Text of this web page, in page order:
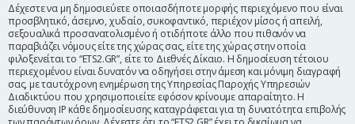
Δέχεστε να μη δημοσιεύετε οποιασδήποτε μορφής περιεχόμενο που είναι
προσβλητικό, άσεμνο, χυδαίο, συκοφαντικό, περιέχον μίσος ή απειλή,
σεξουαλικά προσανατολισμένο ή οτιδήποτε άλλο που πιθανόν να
παραβιάζει νόμους είτε της χώρας σας, είτε της χώρας στην οποία
φιλοξενείται το “ETS2.GR”, είτε το Διεθνές Δίκαιο. Η δημοσίευση τέτοιου
περιεχομένου είναι δυνατόν να οδηγήσει στην άμεση και μόνιμη διαγραφή
σας, με ταυτόχρονη ενημέρωση της Υπηρεσίας Παροχής Υπηρεσιών
Διαδικτύου που χρησιμοποιείτε εφόσον κρίνουμε απαραίτητο. Η
διεύθυνση IP κάθε δημοσίευσης καταγράφεται για τη δυνατότητα επιβολής